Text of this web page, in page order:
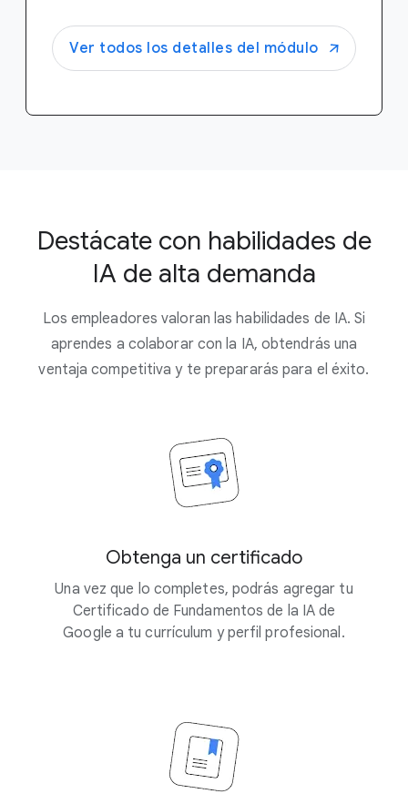
Ver todos los detalles del módulo
Destácate con habilidades de
IA de alta demanda
Los empleadores valoran las habilidades de IA. Si
aprendes a colaborar con la IA, obtendrás una
ventaja competitiva y te prepararás para el éxito.
Obtenga un certificado
Una vez que lo completes, podrás agregar tu
Certificado de Fundamentos de la IA de
Google a tu currículum y perfil profesional.